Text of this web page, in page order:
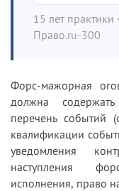
15 лет практики
Право.ru-300
Форс-мажорная
должна
перечень событий
квалификации
уведомления
наступления
исполнения, право